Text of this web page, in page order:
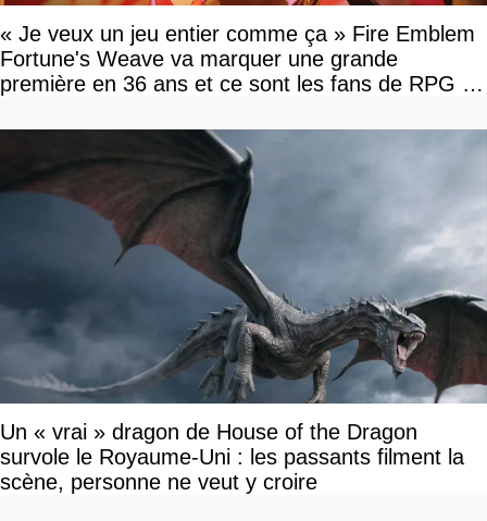
« Je veux un jeu entier comme ça » Fire Emblem
Fortune's Weave va marquer une grande
première en 36 ans et ce sont les fans de RPG en
Un « vrai » dragon de House of the Dragon
survole le Royaume-Uni : les passants filment la
scène, personne ne veut y croire